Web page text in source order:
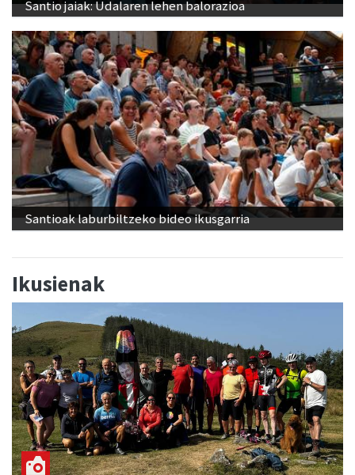
Santio jaiak: Udalaren lehen balorazioa
Santioak laburbiltzeko bideo ikusgarria
Ikusienak